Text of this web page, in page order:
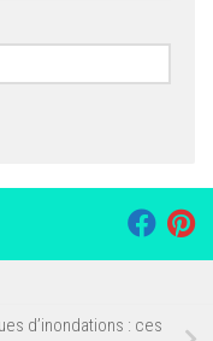
d’inondations : ces